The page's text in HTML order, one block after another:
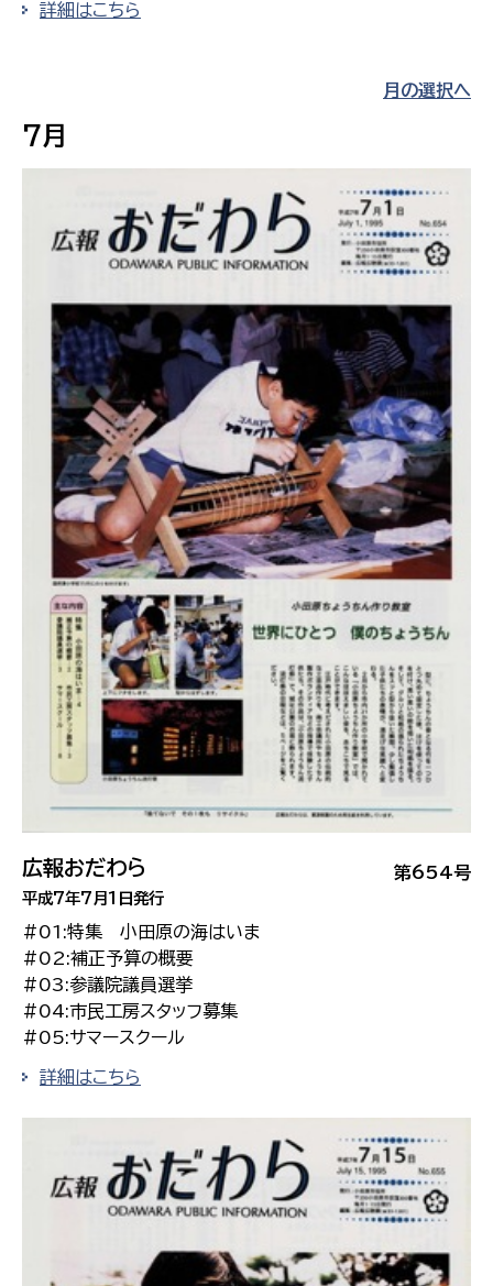
詳細はこちら
月の選択へ
7月
第654号
広報おだわら
平成7年7月1日発行
#01:特集 小田原の海はいま
#02:補正予算の概要
#03:参議院議員選挙
#04:市民工房スタッフ募集
#05:サマースクール
詳細はこちら